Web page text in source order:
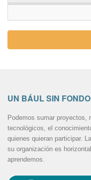
UN BÁUL SIN FONDO
Podemos sumar proyectos,
tecnológicos, el
quienes quieran participar.
su organización es
aprendemos.